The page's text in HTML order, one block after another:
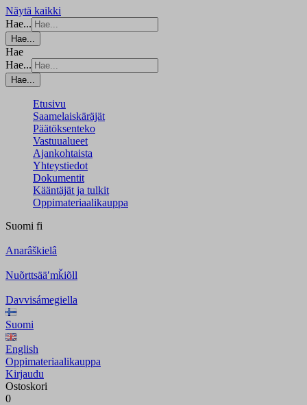
Näytä kaikki
Hae...
Hae...
Hae
Hae...
Hae...
Etusivu
Saamelaiskäräjät
Päätöksenteko
Vastuualueet
Ajankohtaista
Yhteystiedot
Dokumentit
Kääntäjät ja tulkit
Oppimateriaalikauppa
Suomi fi
Anarâškielâ
Nuõrttsääʹmǩiõll
Davvisámegiella
Suomi
English
Oppimateriaalikauppa
Kirjaudu
Ostoskori
0